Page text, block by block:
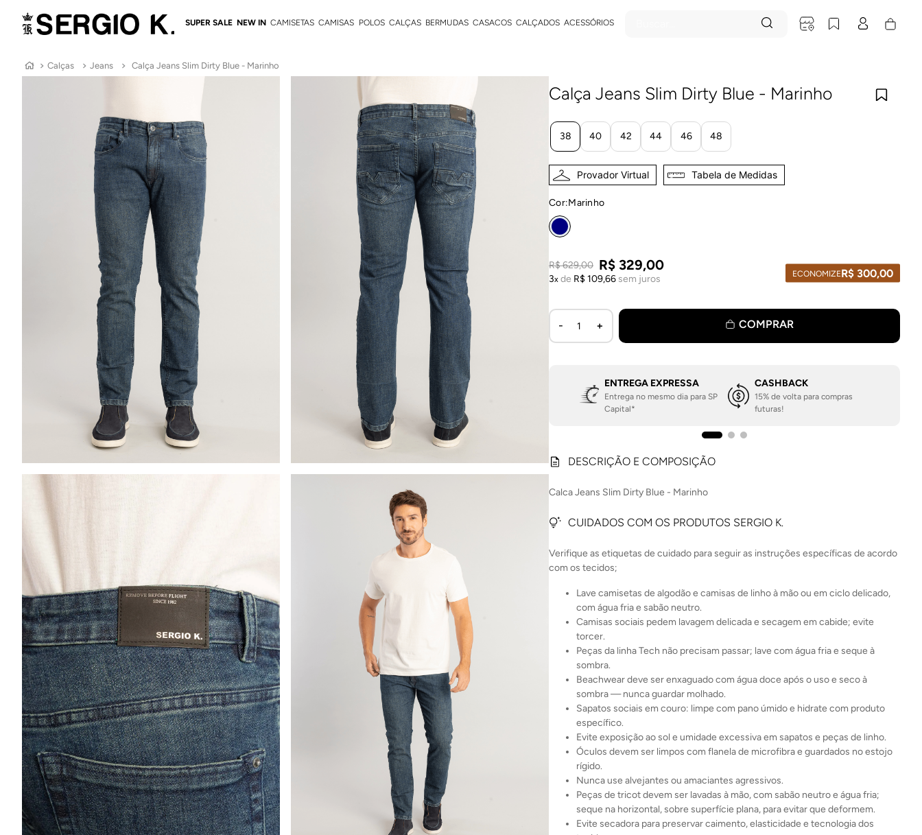
SUPER SALE NEW IN CAMISETAS CAMISAS POLOS CALÇAS BERMUDAS CASACOS CALÇADOS ACESSÓRIOS
Calças Jeans Calça Jeans Slim Dirty Blue - Marinho
Calça Jeans Slim Dirty Blue - Marinho
38 40 42 44 46 48
Provador Virtual Tabela de Medidas
Cor: marinho
ECONOMIZER$ 300,00
R$629,00 R$ 329,00
3 de R$109,66 sem juros
COMPRAR
ENTREGA EXPRESSA
Entrega no mesmo dia para SP
Capital*
CASHBACK
15% de volta para compras
futuras!
DESCRIÇÃO E COMPOSIÇÃO
Calca Jeans Slim Dirty Blue - Marinho
CUIDADOS COM OS PRODUTOS SERGIO K.
Verifique as etiquetas de cuidado para seguir as instruções específicas de acordo
com os tecidos;
Lave camisetas de algodão e camisas de linho à mão ou em ciclo delicado,
com água fria e sabão neutro.
Camisas sociais pedem lavagem delicada e secagem em cabide; evite
torcer.
Peças da linha Tech não precisam passar; lave com água fria e seque à
sombra.
Beachwear deve ser enxaguado com água doce após o uso e seco à
sombra — nunca guardar molhado.
Sapatos sociais em couro: limpe com pano úmido e hidrate com produto
específico.
Evite exposição ao sol e umidade excessiva em sapatos e peças de linho.
Óculos devem ser limpos com flanela de microfibra e guardados no estojo
rígido.
Nunca use alvejantes ou amaciantes agressivos.
Peças de tricot devem ser lavadas à mão, com sabão neutro e água fria;
seque na horizontal, sobre superfície plana, para evitar que deformem.
Evite secadora para preservar caimento, elasticidade e tecnologia dos